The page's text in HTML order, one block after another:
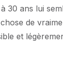
30 ans lui
de
et